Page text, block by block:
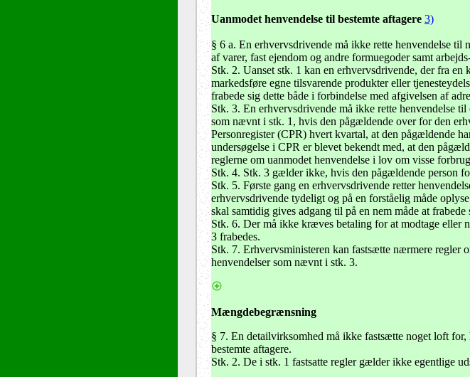
Uanmodet henvendelse til bestemte aftagere 3)
§ 6 a. En erhvervsdrivende må ikke rette henvendelse
af varer, fast ejendom og andre formuegoder samt
Stk. 2. Uanset stk. 1 kan en erhvervsdrivende, der fra en
markedsføre egne tilsvarende produkter eller
frabede sig dette både i forbindelse med afgivelsen af
Stk. 3. En erhvervsdrivende må ikke rette henvendelse
som nævnt i stk. 1, hvis den pågældende over for den
Personregister (CPR) hvert kvartal, at den pågældende
undersøgelse i CPR er blevet bekendt med, at den
reglerne om uanmodet henvendelse i lov om visse
Stk. 4. Stk. 3 gælder ikke, hvis den pågældende person
Stk. 5. Første gang en erhvervsdrivende retter
erhvervsdrivende tydeligt og på en forståelig måde
skal samtidig gives adgang til på en nem måde at frabede
Stk. 6. Der må ikke kræves betaling for at modtage eller
3 frabedes.
Stk. 7. Erhvervsministeren kan fastsætte nærmere regler
henvendelser som nævnt i stk. 3.
Mængdebegrænsning
§ 7. En detailvirksomhed må ikke fastsætte noget loft
bestemte aftagere.
Stk. 2. De i stk. 1 fastsatte regler gælder ikke egentlige